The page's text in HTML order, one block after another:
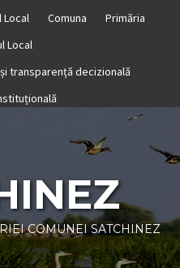
Local Comuna
Primăria
Local
transparență decizională
COMUNEI SATCHINEZ